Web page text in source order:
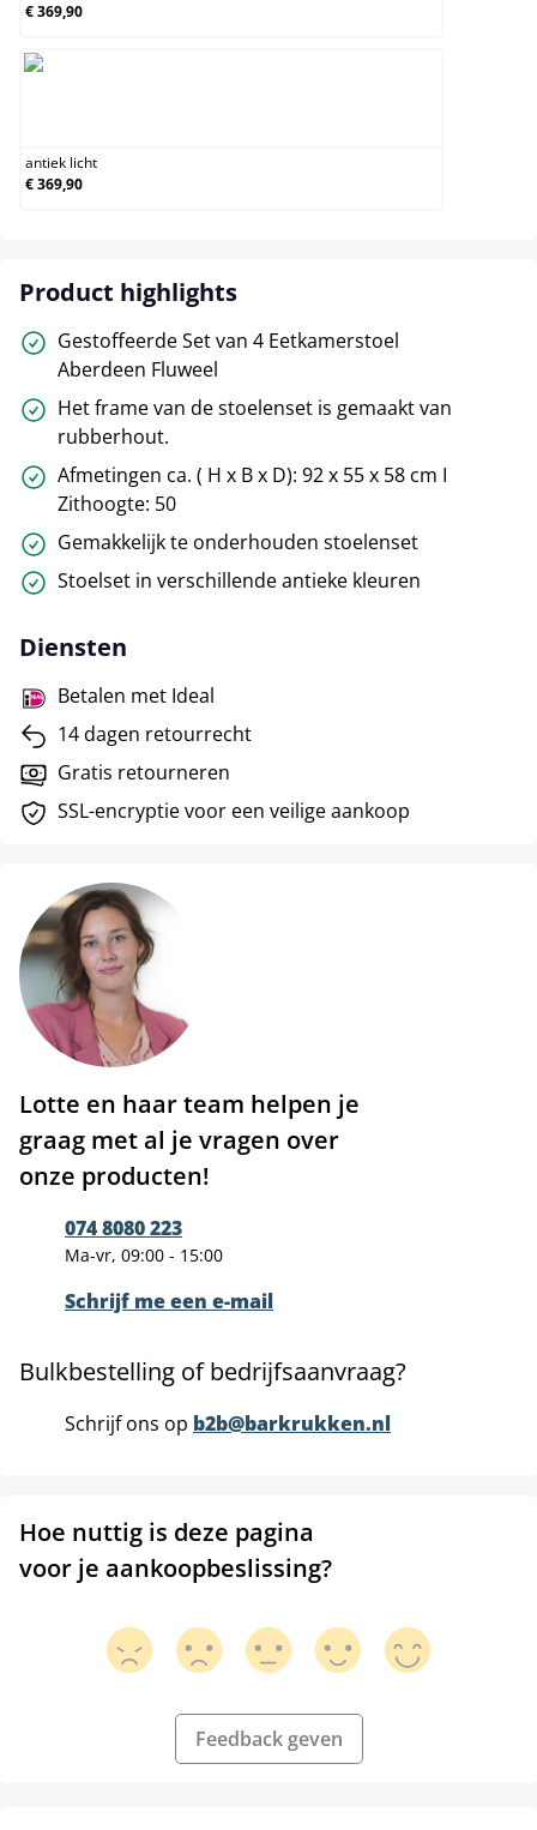
€ 369,90
antiek licht
€ 369,90
Product highlights
Gestoffeerde Set van 4 Eetkamerstoel
Aberdeen Fluweel
Het frame van de stoelenset is gemaakt van
rubberhout.
Afmetingen ca. ( H x B x D): 92 x 55 x 58 cm I
Zithoogte: 50
Gemakkelijk te onderhouden stoelenset
Stoelset in verschillende antieke kleuren
Diensten
Betalen met Ideal
14 dagen retourrecht
Gratis retourneren
SSL-encryptie voor een veilige aankoop
Lotte en haar team helpen je
graag met al je vragen over
onze producten!
074 8080 223
Ma-vr, 09:00 - 15:00
Schrijf me een e-mail
Bulkbestelling of bedrijfsaanvraag?
Schrijf ons op b2b@barkrukken.nl
Hoe nuttig is deze pagina
voor je aankoopbeslissing?
Feedback geven